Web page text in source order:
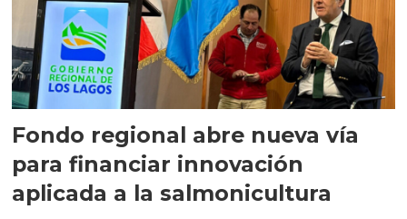
Fondo regional abre nueva vía
para financiar innovación
aplicada a la salmonicultura